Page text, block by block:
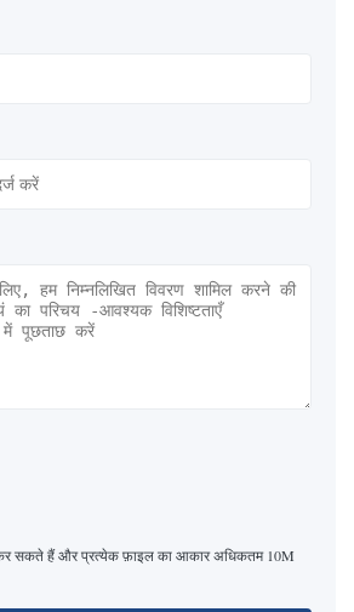
सकते हैं और प्रत्येक फ़ाइल का आकार अधिकतम 10M